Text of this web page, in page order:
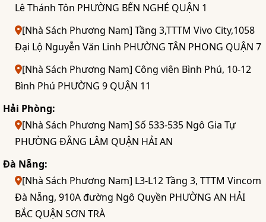
Lê Thánh Tôn PHƯỜNG BẾN NGHÉ QUẬN 1
[Nhà Sách Phương Nam] Tầng 3,TTTM Vivo City,1058
Đại Lộ Nguyễn Văn Linh PHƯỜNG TÂN PHONG QUẬN 7
[Nhà Sách Phương Nam] Công viên Bình Phú, 10-12
Bình Phú PHƯỜNG 9 QUẬN 11
Hải Phòng:
[Nhà Sách Phương Nam] Số 533-535 Ngô Gia Tự
PHƯỜNG ĐẰNG LÂM QUẬN HẢI AN
Đà Nẵng:
[Nhà Sách Phương Nam] L3-L12 Tầng 3, TTTM Vincom
Đà Nẵng, 910A đường Ngô Quyền PHƯỜNG AN HẢI
BẮC QUẬN SƠN TRÀ